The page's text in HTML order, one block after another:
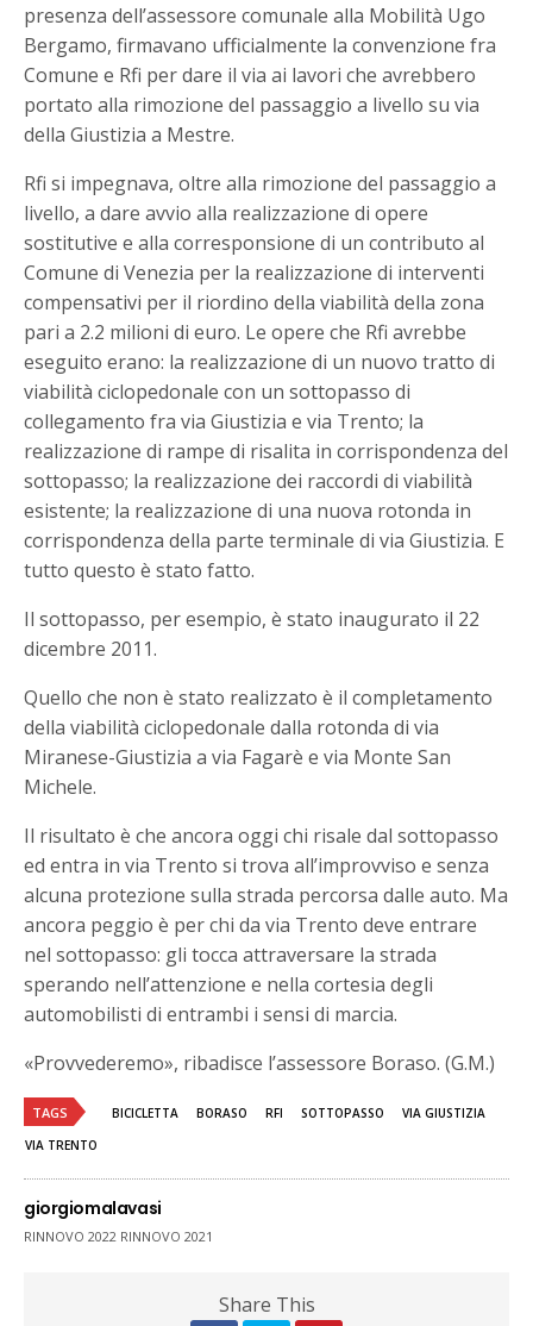
presenza dell’assessore comunale alla Mobilità Ugo
Bergamo, firmavano ufficialmente la convenzione fra
Comune e Rfi per dare il via ai lavori che avrebbero
portato alla rimozione del passaggio a livello su via
della Giustizia a Mestre.
Rfi si impegnava, oltre alla rimozione del passaggio a
livello, a dare avvio alla realizzazione di opere
sostitutive e alla corresponsione di un contributo al
Comune di Venezia per la realizzazione di interventi
compensativi per il riordino della viabilità della zona
pari a 2.2 milioni di euro. Le opere che Rfi avrebbe
eseguito erano: la realizzazione di un nuovo tratto di
viabilità ciclopedonale con un sottopasso di
collegamento fra via Giustizia e via Trento; la
realizzazione di rampe di risalita in corrispondenza del
sottopasso; la realizzazione dei raccordi di viabilità
esistente; la realizzazione di una nuova rotonda in
corrispondenza della parte terminale di via Giustizia. E
tutto questo è stato fatto.
Il sottopasso, per esempio, è stato inaugurato il 22
dicembre 2011.
Quello che non è stato realizzato è il completamento
della viabilità ciclopedonale dalla rotonda di via
Miranese-Giustizia a via Fagarè e via Monte San
Michele.
Il risultato è che ancora oggi chi risale dal sottopasso
ed entra in via Trento si trova all’improvviso e senza
alcuna protezione sulla strada percorsa dalle auto. Ma
ancora peggio è per chi da via Trento deve entrare
nel sottopasso: gli tocca attraversare la strada
sperando nell’attenzione e nella cortesia degli
automobilisti di entrambi i sensi di marcia.
«Provvederemo», ribadisce l’assessore Boraso. (G.M.)
TAGS BICICLETTA BORASO RFI SOTTOPASSO
VIA GIUSTIZIA
VIA TRENTO
giorgiomalavasi
RINNOVO 2022 RINNOVO 2021
Share This